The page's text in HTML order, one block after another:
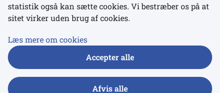
Udgivelser
statistik også kan sætte cookies. Vi bestræber os på at
sitet virker uden brug af cookies.
Læs mere om cookies
Accepter alle
Afvis alle